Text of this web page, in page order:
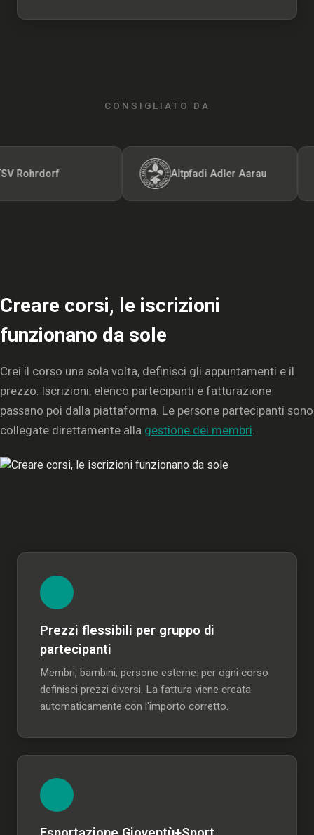
CONSIGLIATO DA
Altpfadi Adler Aarau
Creare corsi, le iscrizioni
funzionano da sole
Crei il corso una sola volta, definisci gli appuntamenti e il
prezzo. Iscrizioni, elenco partecipanti e fatturazione
passano poi dalla piattaforma. Le persone partecipanti sono
collegate direttamente alla gestione dei membri.
Prezzi flessibili per gruppo di
partecipanti
Membri, bambini, persone esterne: per ogni corso
definisci prezzi diversi. La fattura viene creata
automaticamente con l'importo corretto.